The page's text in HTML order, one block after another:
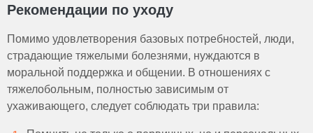
Рекомендации по уходу
Помимо удовлетворения базовых потребностей, люди,
страдающие тяжелыми болезнями, нуждаются в
моральной поддержка и общении. В отношениях с
тяжелобольным, полностью зависимым от
ухаживающего, следует соблюдать три правила: